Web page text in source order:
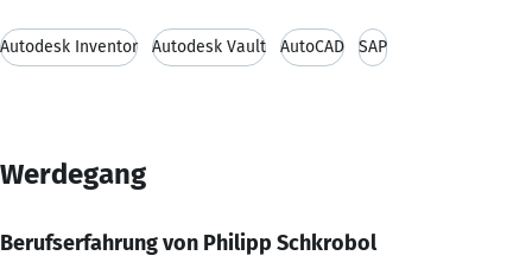
Autodesk Inventor Autodesk Vault AutoCAD SAP
Werdegang
Berufserfahrung von Philipp Schkrobol